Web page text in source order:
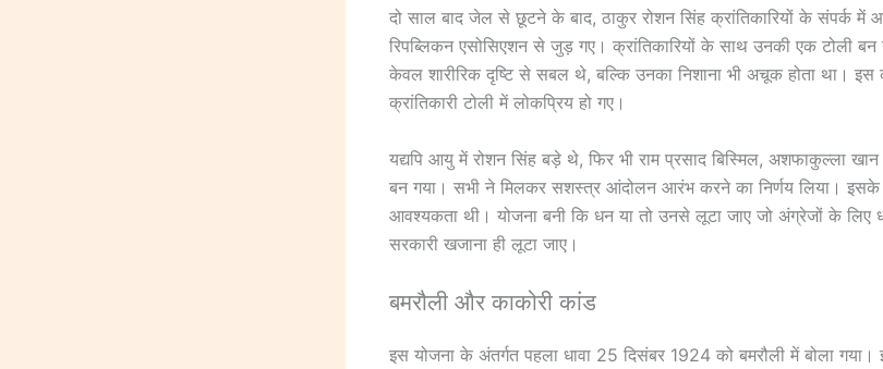
दो साल बाद जेल से छूटने के बाद, ठाकुर रोशन सिंह क्रांतिकारियों के संपर्क में
रिपब्लिकन एसोसिएशन से जुड़ गए। क्रांतिकारियों के साथ उनकी एक टोली
केवल शारीरिक दृष्टि से सबल थे, बल्कि उनका निशाना भी अचूक होता था।
क्रांतिकारी टोली में लोकप्रिय हो गए।
यद्यपि आयु में रोशन सिंह बड़े थे, फिर भी राम प्रसाद बिस्मिल, अशफाकुल्ला
बन गया। सभी ने मिलकर सशस्त्र आंदोलन आरंभ करने का निर्णय लिया। इसके
आवश्यकता थी। योजना बनी कि धन या तो उनसे लूटा जाए जो अंग्रेजों के लिए
सरकारी खजाना ही लूटा जाए।
बमरौली और काकोरी कांड
इस योजना के अंतर्गत पहला धावा 25 दिसंबर 1924 को बमरौली में बोला गया।